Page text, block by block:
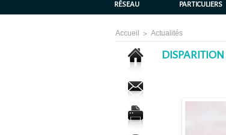
RÉSEAU PARTICULIERS
Accueil > Actualités
DISPARITION